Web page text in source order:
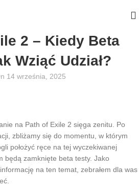
2 – Kiedy Beta
Wziąć Udział?
14 września, 2025
na Path of Exile 2 sięga zenitu. Po
zbliżamy się do momentu, w którym
położyć ręce na tej wyczekiwanej
będą zamknięte beta testy. Jako
na ten temat, zebrałem dla was